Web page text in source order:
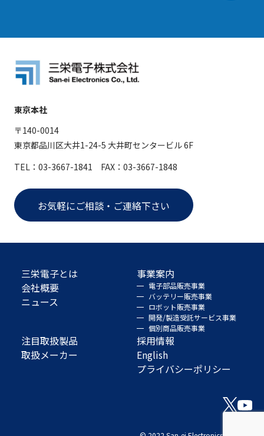
東京本社
〒140-0014
東京都品川区大井1-24-5 大井町センタービル 6F
TEL：03-3667-1841 FAX：03-3667-1848
お気軽にご相談・ご連絡下さい
三栄電子とは
会社概要
ニュース
事業案内
電子部品販売事業
バッテリー販売事業
ロボット販売事業
開発/製造受託サービス事業
個別商品販売事業
注目取扱製品
取扱メーカー
採用情報
English
プライバシーポリシー